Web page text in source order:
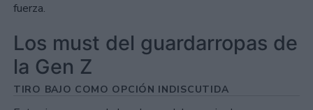
fuerza.
Los must del guardarropas de
la Gen Z
TIRO BAJO COMO OPCIÓN INDISCUTIDA